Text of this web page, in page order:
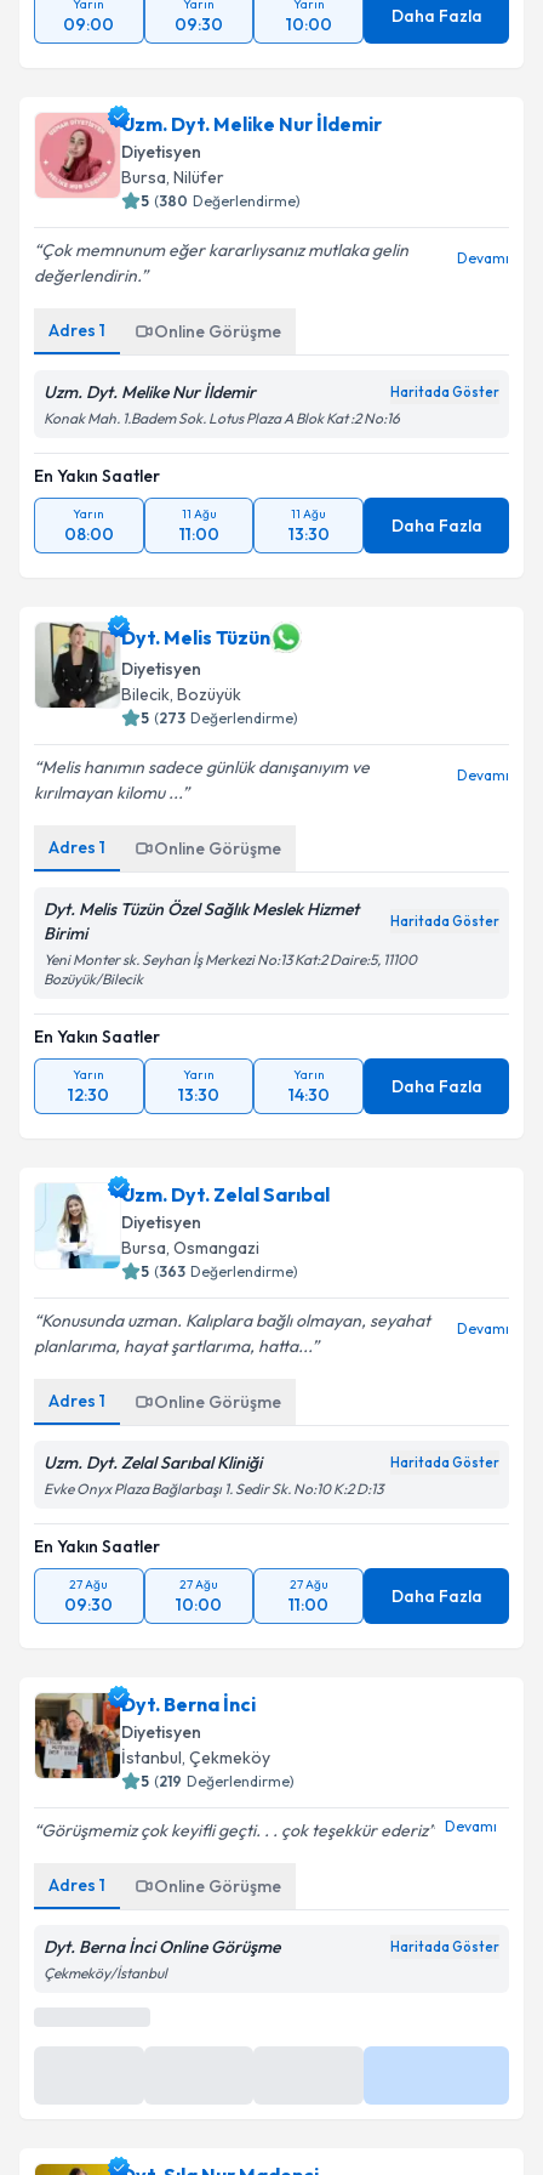
Yarın
09:00
Yarın
09:30
Yarın
10:00 Daha Fazla
Uzm. Dyt. Melike Nur İldemir
Diyetisyen
Bursa, Nilüfer
5 (380 Değerlendirme)
Çok memnunum eğer kararlıysanız mutlaka gelin
değerlendirin.
Devamı
Adres 1 Online Görüşme
Uzm. Dyt. Melike Nur İldemir Haritada Göster
Konak Mah. 1.Badem Sok. Lotus Plaza A Blok Kat :2 No:16
En Yakın Saatler
Yarın
08:00
11 Ağu
11:00
11 Ağu
13:30 Daha Fazla
Dyt. Melis Tüzün
Diyetisyen
Bilecik, Bozüyük
5 (273 Değerlendirme)
Melis hanımın sadece günlük danışanıyım ve
kırılmayan kilomu ...
Devamı
Adres 1 Online Görüşme
Dyt. Melis Tüzün Özel Sağlık Meslek Hizmet
Birimi
Haritada Göster
Yeni Monter sk. Seyhan İş Merkezi No:13 Kat:2 Daire:5, 11100
Bozüyük/Bilecik
En Yakın Saatler
Yarın
12:30
Yarın
13:30
Yarın
14:30 Daha Fazla
Uzm. Dyt. Zelal Sarıbal
Diyetisyen
Bursa, Osmangazi
5 (363 Değerlendirme)
Konusunda uzman. Kalıplara bağlı olmayan, seyahat
planlarıma, hayat şartlarıma, hatta...
Devamı
Adres 1 Online Görüşme
Uzm. Dyt. Zelal Sarıbal Kliniği Haritada Göster
Evke Onyx Plaza Bağlarbaşı 1. Sedir Sk. No:10 K:2 D:13
En Yakın Saatler
27 Ağu
09:30
27 Ağu
10:00
27 Ağu
11:00 Daha Fazla
Dyt. Berna İnci
Diyetisyen
İstanbul, Çekmeköy
5 (219 Değerlendirme)
Görüşmemiz çok keyifli geçti. . . çok teşekkür ederiz Devamı
Adres 1 Online Görüşme
Online Görüşme
Bu uzman online danışmanlık hizmeti sunmaktadır.